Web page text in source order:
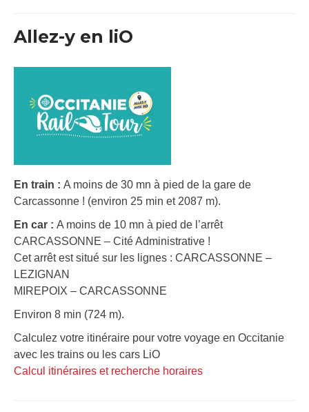
Allez-y en liO
En train : A moins de 30 mn à pied de la gare de
Carcassonne ! (environ 25 min et 2087 m).
En car : A moins de 10 mn à pied de l’arrêt
CARCASSONNE – Cité Administrative !
Cet arrêt est situé sur les lignes : CARCASSONNE –
LEZIGNAN
MIREPOIX – CARCASSONNE
Environ 8 min (724 m).
Calculez votre itinéraire pour votre voyage en Occitanie
avec les trains ou les cars LiO
Calcul itinéraires et recherche horaires